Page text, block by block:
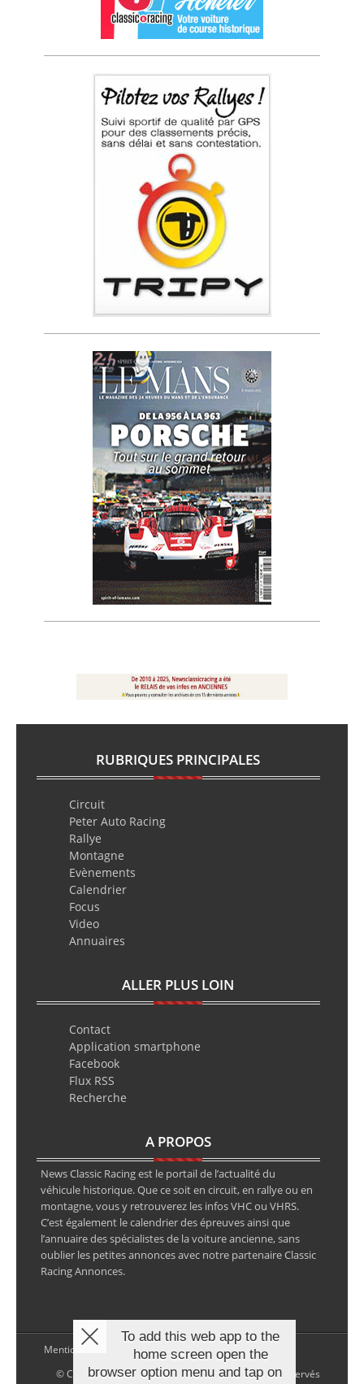
RUBRIQUES PRINCIPALES
Circuit
Peter Auto Racing
Rallye
Montagne
Evènements
Calendrier
Focus
Video
Annuaires
ALLER PLUS LOIN
Contact
Application smartphone
Facebook
Flux RSS
Recherche
A PROPOS
News Classic Racing est le portail de l’actualité du
véhicule historique. Que ce soit en circuit, en rallye ou en
montagne, vous y retrouverez les infos VHC ou VHRS.
C’est également le calendrier des épreuves ainsi que
l’annuaire des spécialistes de la voiture ancienne, sans
oublier les petites annonces avec notre partenaire Classic
Racing Annonces.
Mentions légales
© Copyright 2026 NewsClassicRacing, tous droits réservés
To add this web app to the
home screen open the
browser option menu and tap on